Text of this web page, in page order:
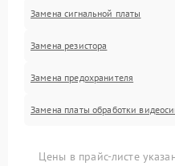
Замена сигнальной платы
Замена резистора
Замена предохранителя
Замена платы обработки
Цены в прайс-листе